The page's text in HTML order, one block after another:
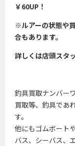
￥60UP！
※ルアーの状態や
合もあります。
詳しくは店頭スタ
釣具買取ナンバー
買取等、釣具であ
す。
他にもゴムボート
バス、シーバス、